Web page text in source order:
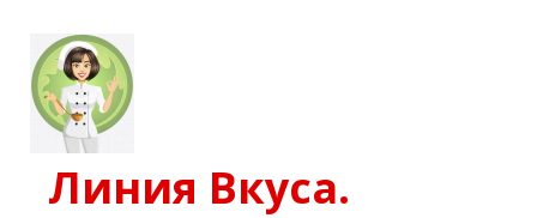
Линия Вкуса.